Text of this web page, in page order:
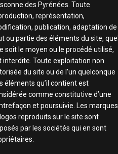
des Pyrénées. Toute
représentation,
publication, adaptation de
ou partie des éléments du site, quel
soit le moyen ou le procédé utilisé,
interdite. Toute exploitation non
du site ou de l’un quelconque
éléments qu’il contient est
comme constitutive d’une
et poursuivie. Les marques
reproduits sur le site sont
par les sociétés qui en sont